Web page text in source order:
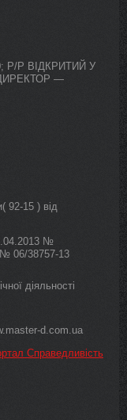
Р/Р ВІДКРИТИЙ У
—
92-15 ) від
№
№ 06/38757-13
діяльності
d.com.ua
Справедливість